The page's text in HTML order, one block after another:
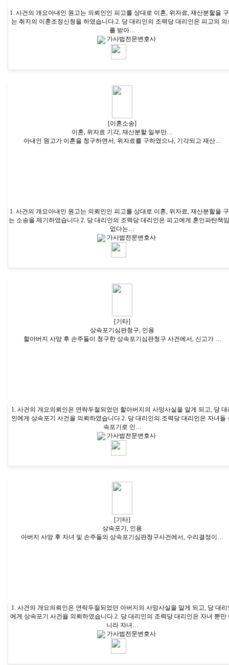
1. 사건의 개요아내인 원고는 의뢰인인 피고를 상대로 이혼, 위자료, 재산분할을
는 취지의 이혼조정신청을 하였습니다.2. 당 대리인의 조력당 대리인은 피고의 의
를 받아…
가사법전문변호사
[이혼소송]
이혼, 위자료 기각, 재산분할 일부만…
아내인 원고가 이혼을 청구하면서, 위자료를 구하였으나, 기각되고 재산…
1. 사건의 개요아내인 원고는 의뢰인인 피고를 상대로 이혼, 위자료, 재산분할을
는 소송을 제기하였습니다.2. 당 대리인의 조력당 대리인은 피고에게 혼인파탄책
없다는…
가사법전문변호사
[기타]
상속포기심판청구, 인용
할아버지 사망 후 손주들이 청구한 상속포기심판청구 사건에서, 신고가 …
1. 사건의 개요의뢰인은 연락두절되었던 할아버지의 사망사실을 알게 되고, 당 대
인에게 상속포기 사건을 의뢰하였습니다.2. 당 대리인의 조력당 대리인은 자녀들
속포기로 인…
가사법전문변호사
[기타]
상속포기, 인용
아버지 사망 후 자녀 및 손주들의 상속포기심판청구사건에서, 수리결정이…
1. 사건의 개요의뢰인은 연락두절되었던 아버지의 사망사실을 알게 되고, 당 대리
에게 상속포기 사건을 의뢰하였습니다.2. 당 대리인의 조력당 대리인은 자녀 뿐만
니라 자녀…
가사법전문변호사